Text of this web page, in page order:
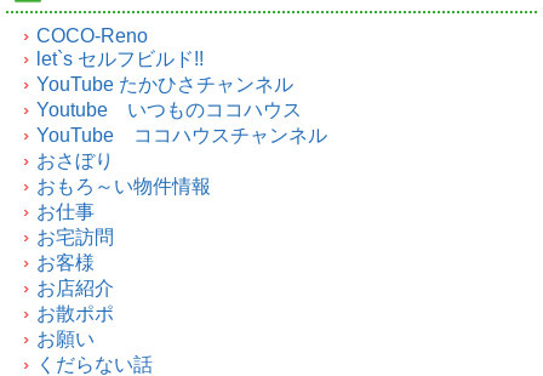
COCO-Reno
let`s セルフビルド!!
YouTube たかひさチャンネル
Youtube いつものココハウス
YouTube ココハウスチャンネル
おさぼり
おもろ～い物件情報
お仕事
お宅訪問
お客様
お店紹介
お散ポポ
お願い
くだらない話